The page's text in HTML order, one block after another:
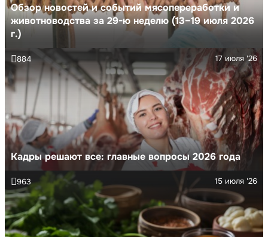
Обзор новостей и событий мясопереработки и
животноводства за 29-ю неделю (13–19 июля 2026
г.)
Кадры решают все: главные вопросы 2026 года
17 июля '26
884
15 июля '26
963